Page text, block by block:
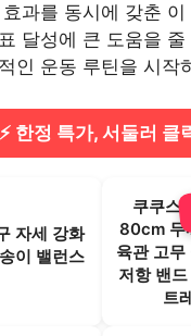
과를 동시에 갖춘 이
달성에 큰 도움을 줄
인 운동 루틴을 시작
⚡ 한정 특가, 서둘러 클
자세 강화
이 밸런스
쿠쿠스
80cm 두
육관 고무
저항 밴
트